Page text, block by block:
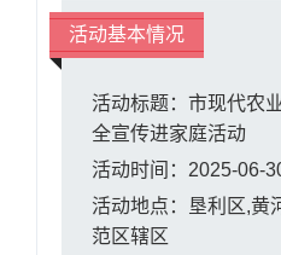
活动基本情况
活动标题：市现代农
全宣传进家庭活动
活动时间：2025-06-
活动地点：垦利区,黄
范区辖区